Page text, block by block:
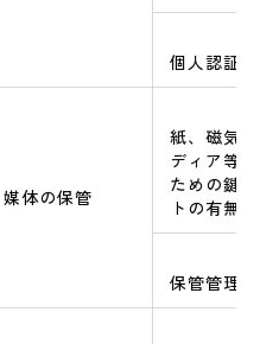
個人認証
媒体の保管
紙、磁気
ディア等
ための鍵
トの有無
保管管理